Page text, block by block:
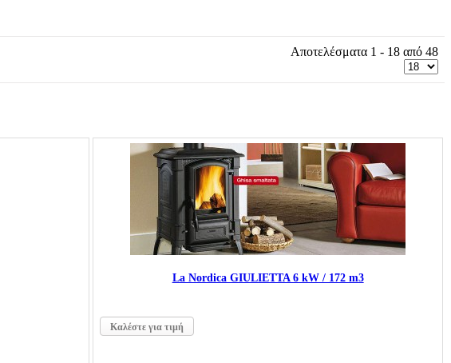
Αποτελέσματα 1 - 18 από 48
La Nordica GIULIETTA 6 kW / 172 m3
Καλέστε για τιμή